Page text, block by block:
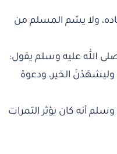
ولا يشم المسلم من
الله عليه وسلم يقول:
وليشهَدْنَ الخير، ودعوة
أنه كان يؤثر التمرات